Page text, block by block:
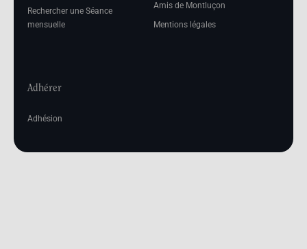
Rechercher une Séance
mensuelle
Amis de Montluçon
Mentions légales
Adhérer
Adhésion